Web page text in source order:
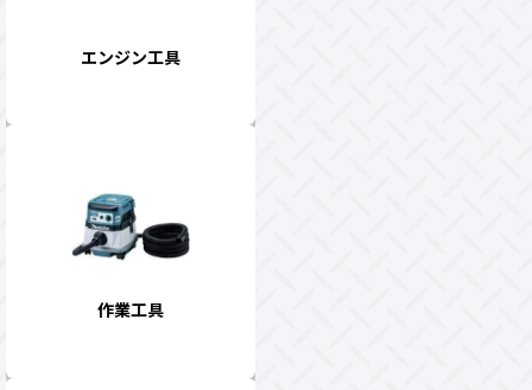
エンジン工具
作業工具